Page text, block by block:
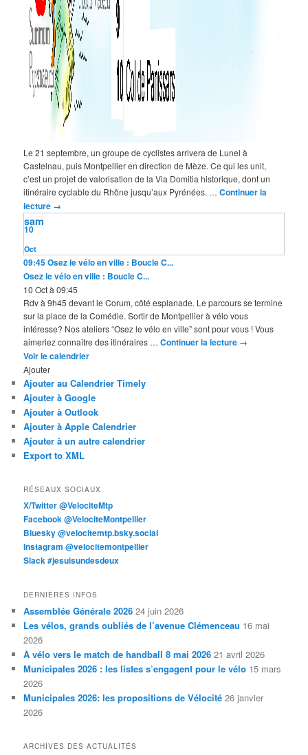
Le 21 septembre, un groupe de cyclistes arrivera de Lunel à
Castelnau, puis Montpellier en direction de Mèze. Ce qui les unit,
c’est un projet de valorisation de la Via Domitia historique, dont un
itinéraire cyclable du Rhône jusqu’aux Pyrénées. …Continuer la
lecture →
Oct
10
sam
09:45Osez le vélo en ville : Boucle C...
Osez le vélo en ville : Boucle C...
10 Oct à 09:45
Rdv à 9h45 devant le Corum, côté esplanade. Le parcours se termine
sur la place de la Comédie. Sortir de Montpellier à vélo vous
intéresse? Nos ateliers “Osez le vélo en ville” sont pour vous ! Vous
aimeriez connaître des itinéraires …Continuer la lecture →
Voir le calendrier
Ajouter
Ajouter au Calendrier Timely
Ajouter à Google
Ajouter à Outlook
Ajouter à Apple Calendrier
Ajouter à un autre calendrier
Export to XML
RÉSEAUX SOCIAUX
X/Twitter @VelociteMtp
Facebook @VelociteMontpellier
Bluesky @velocitemtp.bsky.social
Instagram @velocitemontpellier
Slack #jesuisundesdeux
DERNIÈRES INFOS
Assemblée Générale 2026 24 juin 2026
Les vélos, grands oubliés de l’avenue Clémenceau 16 mai
2026
À vélo vers le match de handball 8 mai 2026 21 avril 2026
Municipales 2026 : les listes s’engagent pour le vélo 15 mars
2026
Municipales 2026: les propositions de Vélocité 26 janvier
2026
ARCHIVES DES ACTUALITÉS